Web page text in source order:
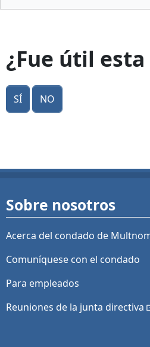
¿Fue útil
Sí No
Sobre nosotros
Acerca del condado de
Comuníquese con el condado
Para empleados
Reuniones de la junta directiva